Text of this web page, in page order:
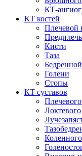
КТ-
КТ костей
Плечевой
Кисти
Таза
Голени
Стопы
КТ суставов
Плечевого
Локтевого
Коленного